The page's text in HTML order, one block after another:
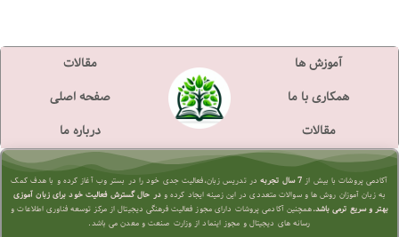
آموزش ها
همکاری با ما
مقالات
مقالات
صفحه اصلی
درباره ما
آکادمی پروشات با بیش از 7 سال تجربه
در تدریس زبان،فعالیت جدی خود را در بستر وب آغاز کرده و با هدف کمک
به زبان آموزان روش ها و سوالات متعددی در این زمینه ایجاد کرده ودر حال گسترش فعالیت خود برای زبان آموزی
بهتر و سریع ترمی باشد.همچنین آکادمی پروشات دارای مجوز فعالیت فرهنگی دیجیتال از مرکز توسعه فناوری اطلاعات و
رسانه های دیجیتال و مجوز اینماد از وزارت صنعت و معدن می باشد.